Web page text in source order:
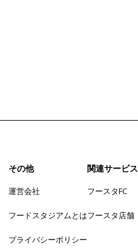
その他
運営会社
フードスタジアムとは
プライバシーポリシー
関連サービス
フースタFC
フースタ店舗